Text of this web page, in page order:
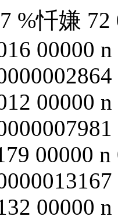
%忏嫌
00000
00000
00000
00000